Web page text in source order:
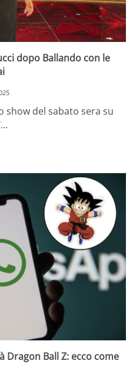
dopo Ballando con le
show del sabato sera su
Dragon Ball Z: ecco come